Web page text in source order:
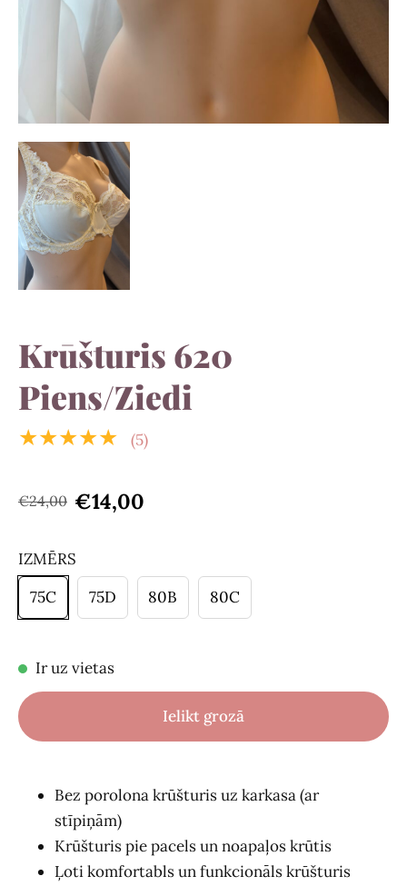
Krūšturis 620
Piens/Ziedi
★★★★★ (5)
€24,00 €14,00
IZMĒRS
75C
75D 80B 80C
Ir uz vietas
Ielikt grozā
Bez porolona krūšturis uz karkasa (ar
stīpiņām)
Krūšturis pie pacels un noapaļos krūtis
Ļoti komfortabls un funkcionāls krūšturis